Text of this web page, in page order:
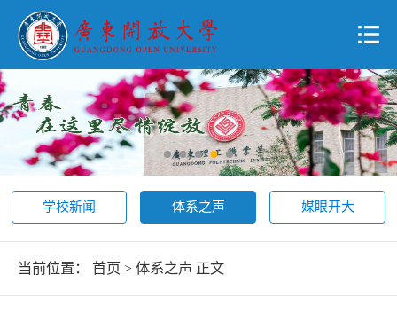
学校新闻 体系之声 媒眼开大
当前位置： 首页 > 体系之声 正文